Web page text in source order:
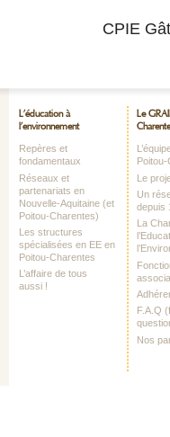
CPIE
L’éducation à
l’environnement
Repères et
fondamentaux
Réseaux et
partenariats en
Nouvelle-Aquitaine (et
Poitou-Charentes)
Les structures
spécialisées en EE en
Poitou-Charentes
L’affaire de tous
aussi !
Le
Le
Un
depuis
La
F.A.Q
Nos